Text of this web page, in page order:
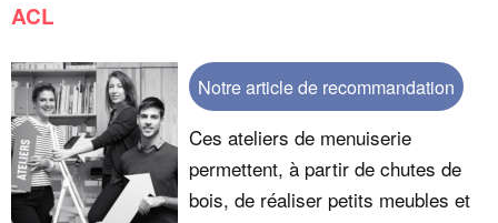
ACL
Notre article de recommandation
Ces ateliers de menuiserie
permettent, à partir de chutes de
bois, de réaliser petits meubles et